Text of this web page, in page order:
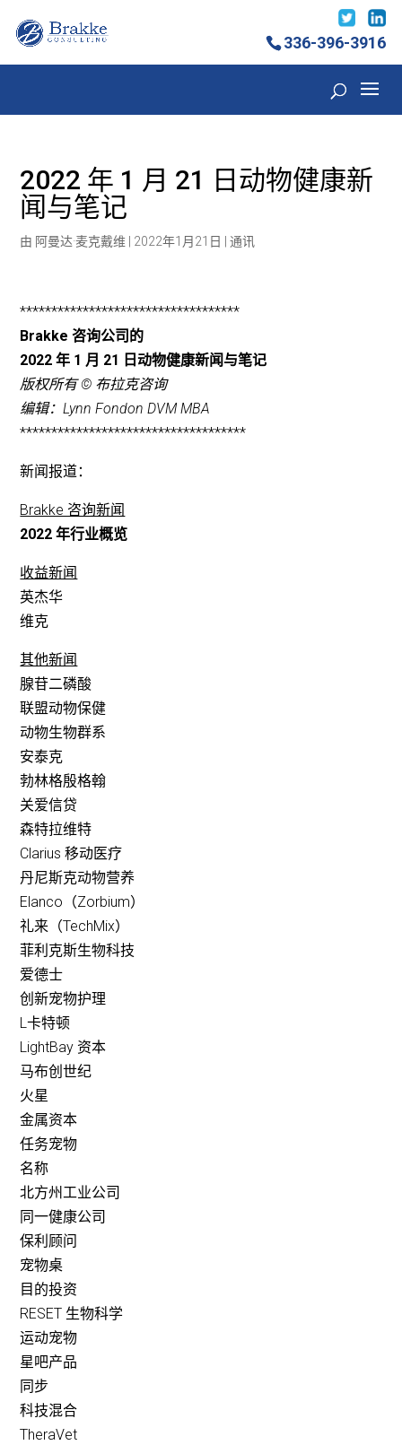
336-396-3916
2022 年 1 月 21 日动物健康新
闻与笔记
由 阿曼达·麦克戴维 2022年1月21日 |通讯
***********************************
Brakke 咨询公司的
2022 年 1 月 21 日动物健康新闻与笔记
版权所有 © 布拉克咨询
编辑：Lynn Fondon DVM MBA
************************************
新闻报道：
Brakke 咨询新闻
2022 年行业概览
收益新闻
英杰华
维克
其他新闻
腺苷二磷酸
联盟动物保健
动物生物群系
安泰克
勃林格殷格翰
关爱信贷
森特拉维特
Clarius 移动医疗
丹尼斯克动物营养
Elanco（Zorbium）
礼来（TechMix）
菲利克斯生物科技
爱德士
创新宠物护理
L卡特顿
LightBay 资本
马布创世纪
火星
金属资本
任务宠物
名称
北方州工业公司
同一健康公司
保利顾问
宠物桌
目的投资
RESET 生物科学
运动宠物
星吧产品
同步
科技混合
TheraVet